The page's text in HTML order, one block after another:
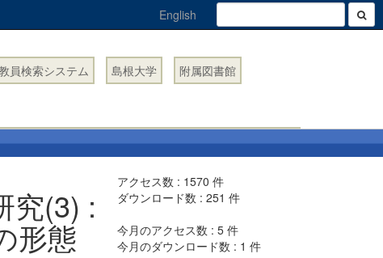
English
員検索システム 島根大学 附属図書館
究(3) :
形態
アクセス数 : 1570 件
ダウンロード数 :251 件
今月のアクセス数 :5 件
今月のダウンロード数 : 1 件